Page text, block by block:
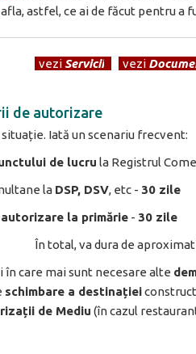
astfel, ce ai de făcut pentru a
veziServicii vezi
de autorizare
Iată un scenariu frecvent:
de lucru la Registrul
la DSP, DSV, etc - 30 zile
autorizare la primărie - 30 zile
În total, va dura de
în care mai sunt necesare alte
schimbare a destinației
de Mediu (în cazul